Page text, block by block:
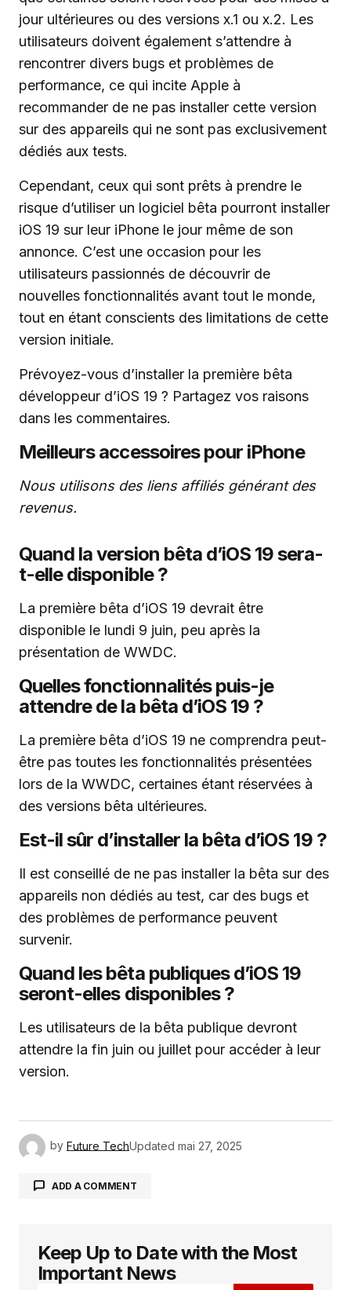
jour ultérieures ou des versions x.1 ou x.2. Les
utilisateurs doivent également s’attendre à
rencontrer divers bugs et problèmes de
performance, ce qui incite Apple à
recommander de ne pas installer cette version
sur des appareils qui ne sont pas exclusivement
dédiés aux tests.
Cependant, ceux qui sont prêts à prendre le
risque d’utiliser un logiciel bêta pourront installer
iOS 19 sur leur iPhone le jour même de son
annonce. C’est une occasion pour les
utilisateurs passionnés de découvrir de
nouvelles fonctionnalités avant tout le monde,
tout en étant conscients des limitations de cette
version initiale.
Prévoyez-vous d’installer la première bêta
développeur d’iOS 19 ? Partagez vos raisons
dans les commentaires.
Meilleurs accessoires pour iPhone
Nous utilisons des liens affiliés générant des
revenus.
Quand la version bêta d’iOS 19 sera-
t-elle disponible ?
La première bêta d’iOS 19 devrait être
disponible le lundi 9 juin, peu après la
présentation de WWDC.
Quelles fonctionnalités puis-je
attendre de la bêta d’iOS 19 ?
La première bêta d’iOS 19 ne comprendra peut-
être pas toutes les fonctionnalités présentées
lors de la WWDC, certaines étant réservées à
des versions bêta ultérieures.
Est-il sûr d’installer la bêta d’iOS 19 ?
Il est conseillé de ne pas installer la bêta sur des
appareils non dédiés au test, car des bugs et
des problèmes de performance peuvent
survenir.
Quand les bêta publiques d’iOS 19
seront-elles disponibles ?
Les utilisateurs de la bêta publique devront
attendre la fin juin ou juillet pour accéder à leur
version.
by Future TechUpdated mai 27, 2025
ADD A COMMENT
Votre adresse e-mail ne sera pas publiée. Les
champs obligatoires sont indiqués avec
Keep Up to Date with the Most
Important News